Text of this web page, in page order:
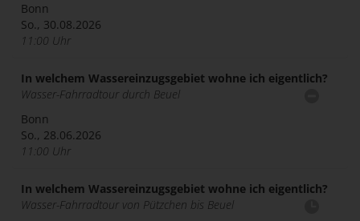
Bonn
So., 30.08.2026
11:00 Uhr
In welchem Wassereinzugsgebiet wohne ich eigentlich?
Wasser-Fahrradtour durch Beuel
Bonn
So., 28.06.2026
11:00 Uhr
In welchem Wassereinzugsgebiet wohne ich eigentlich?
Wasser-Fahrradtour von Pützchen bis Beuel